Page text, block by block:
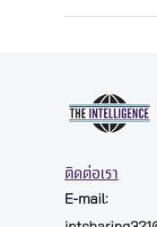
ติดต่อเรา
E-mail: